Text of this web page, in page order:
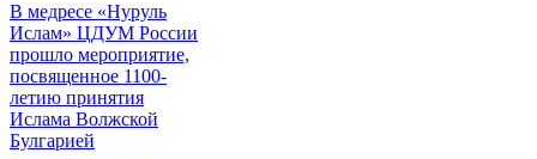
В медресе «Нуруль
Ислам» ЦДУМ России
прошло мероприятие,
посвященное 1100-
летию принятия
Ислама Волжской
Булгарией